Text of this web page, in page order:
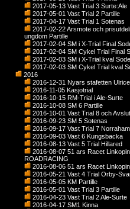
2017-05-13 Vast Trial 3 Surte:Ale
2017-05-01 Vast Trial 2 Partille
2017-04-17 Vast Trial 1 Sotenas
2017-02-22 Arsmote och
ungdom Partille
2017-02-04 SM i X-Trial Final
2017-02-04 SM Cykel Trial Final
2017-02-03 SM i X-Trial kval
2017-02-03 SM Cykel Trial kval
2016
2016-12-31 Nyars stafetten
2016-11-05 Kasjotrial
2016-10-15 RM-Trial i Ale-Surte
2016-10-08 SM 6 Partille
2016-10-01 Vast Trial 8 och
2016-09-23 SM 5 Sotenas
2016-09-17 Vast Trial 7
2016-09-03 Vast 6 Kungsbacka
2016-08-13 Vast 5 Trial Hillared
2016-08-07 51 ars Racet
ROADRACING
2016-08-06 51 ars Racet
2016-05-21 Vast 4 Trial Orby-
2016-05-05 KM Partille
2016-05-01 Vast Trial 3 Partille
2016-04-23 Vast Trial 2 Ale-Surte
2016-04-17 SM1 Kinna